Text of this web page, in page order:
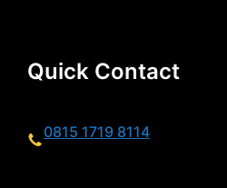
Quick Contact
0815 1719 8114